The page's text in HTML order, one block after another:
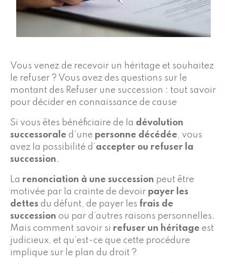
Vous venez de recevoir un héritage et souhaitez
le refuser ? Vous avez des questions sur le
montant des Refuser une succession : tout savoir
pour décider en connaissance de cause
Si vous êtes bénéficiaire de la dévolution
successorale d’une personne décédée, vous
avez la possibilité d’accepter ou refuser la
succession.
La renonciation à une succession peut être
motivée par la crainte de devoir payer les
dettes du défunt, de payer les frais de
succession ou par d’autres raisons personnelles.
Mais comment savoir si refuser un héritage est
judicieux, et qu’est-ce que cette procédure
implique sur le plan du droit ?